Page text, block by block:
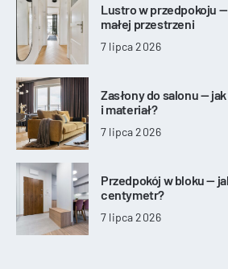
Lustro w przedpokoju
małej przestrzeni
7 lipca 2026
Zasłony do salonu —
i materiał?
7 lipca 2026
Przedpokój w bloku —
centymetr?
7 lipca 2026